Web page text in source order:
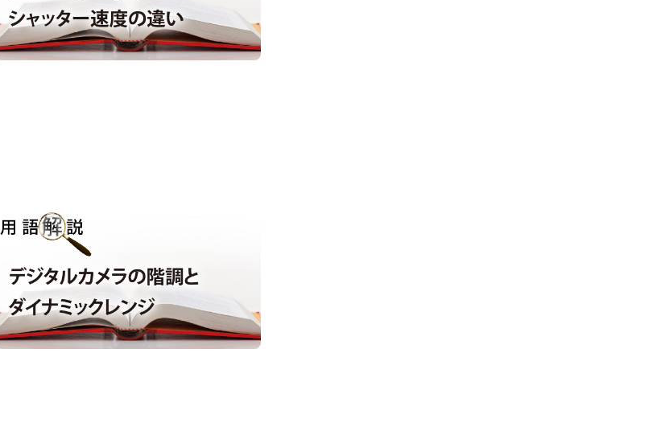
用語解説｜デジタルカメラの階調とダイ
ナミックレンジ
用語解説 #階調#ダイナミックレンジ